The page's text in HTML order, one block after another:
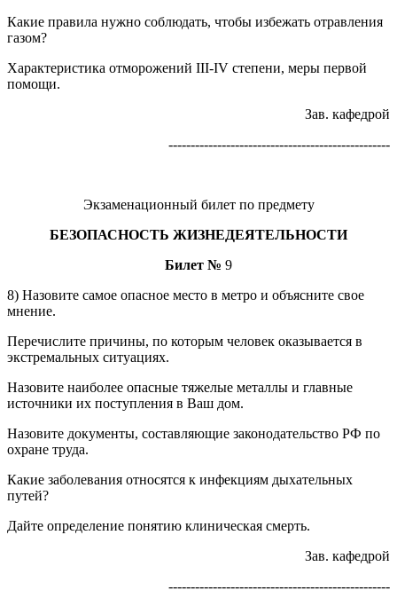
Какие правила нужно соблюдать, чтобы избежать отравления
газом?
Характеристика отморожений III-IV степени, меры первой
помощи.
Зав. кафедрой
--------------------------------------------------
Экзаменационный билет по предмету
БЕЗОПАСНОСТЬ ЖИЗНЕДЕЯТЕЛЬНОСТИ
Билет № 9
8) Назовите самое опасное место в метро и объясните свое
мнение.
Перечислите причины, по которым человек оказывается в
экстремальных ситуациях.
Назовите наиболее опасные тяжелые металлы и главные
источники их поступления в Ваш дом.
Назовите документы, составляющие законодательство РФ по
охране труда.
Какие заболевания относятся к инфекциям дыхательных
путей?
Дайте определение понятию клиническая смерть.
Зав. кафедрой
--------------------------------------------------